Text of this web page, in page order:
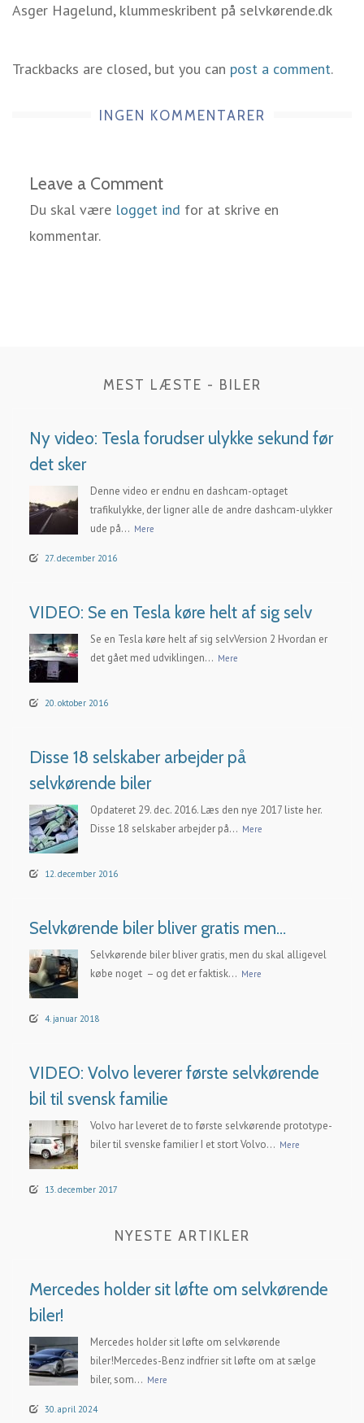
Asger Hagelund, klummeskribent på selvkørende.dk
Trackbacks are closed, but you can post a comment.
INGEN KOMMENTARER
Leave a Comment
Du skal være logget ind for at skrive en
kommentar.
MEST LÆSTE - BILER
Ny video: Tesla forudser ulykke sekund før
det sker
Denne video er endnu en dashcam-optaget
trafikulykke, der ligner alle de andre dashcam-ulykker
ude på... Mere
27. december 2016
VIDEO: Se en Tesla køre helt af sig selv
Se en Tesla køre helt af sig selvVersion 2 Hvordan er
det gået med udviklingen... Mere
20. oktober 2016
Disse 18 selskaber arbejder på
selvkørende biler
Opdateret 29. dec. 2016. Læs den nye 2017 liste her.
Disse 18 selskaber arbejder på... Mere
12. december 2016
Selvkørende biler bliver gratis men…
Selvkørende biler bliver gratis, men du skal alligevel
købe noget – og det er faktisk... Mere
4. januar 2018
VIDEO: Volvo leverer første selvkørende
bil til svensk familie
Volvo har leveret de to første selvkørende prototype-
biler til svenske familier I et stort Volvo... Mere
13. december 2017
NYESTE ARTIKLER
Mercedes holder sit løfte om selvkørende
biler!
Mercedes holder sit løfte om selvkørende
biler!Mercedes-Benz indfrier sit løfte om at sælge
biler, som... Mere
30. april 2024